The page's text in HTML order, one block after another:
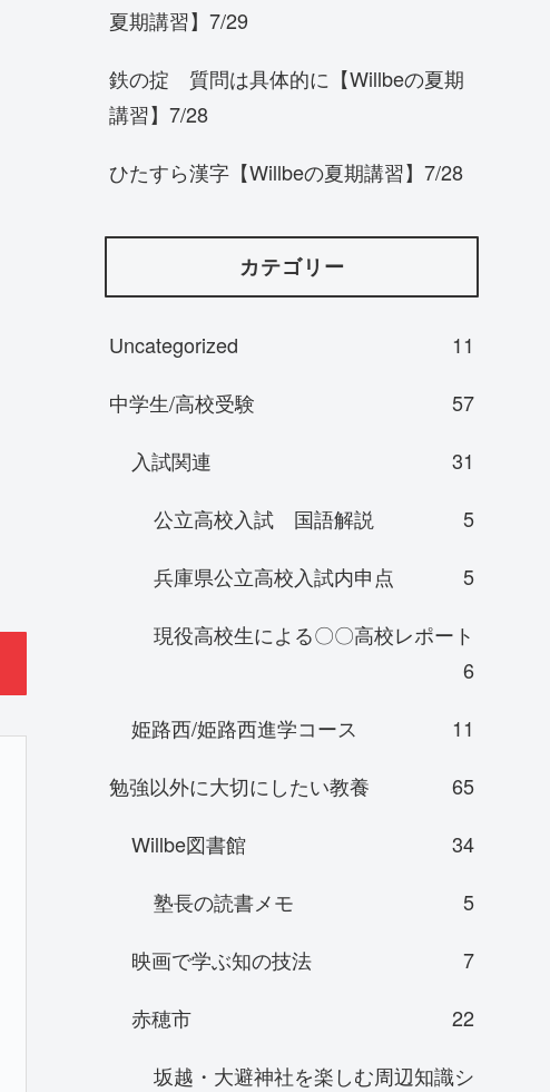
夏期講習】7/29
鉄の掟 質問は具体的に【Willbeの夏期
講習】7/28
ひたすら漢字【Willbeの夏期講習】7/28
カテゴリー
Uncategorized
11
中学生/高校受験
57
入試関連
31
公立高校入試 国語解説
5
兵庫県公立高校入試内申点
5
現役高校生による〇〇高校レポート
6
姫路西/姫路西進学コース
11
勉強以外に大切にしたい教養
65
Willbe図書館
34
塾長の読書メモ
5
映画で学ぶ知の技法
7
赤穂市
22
坂越・大避神社を楽しむ周辺知識シ